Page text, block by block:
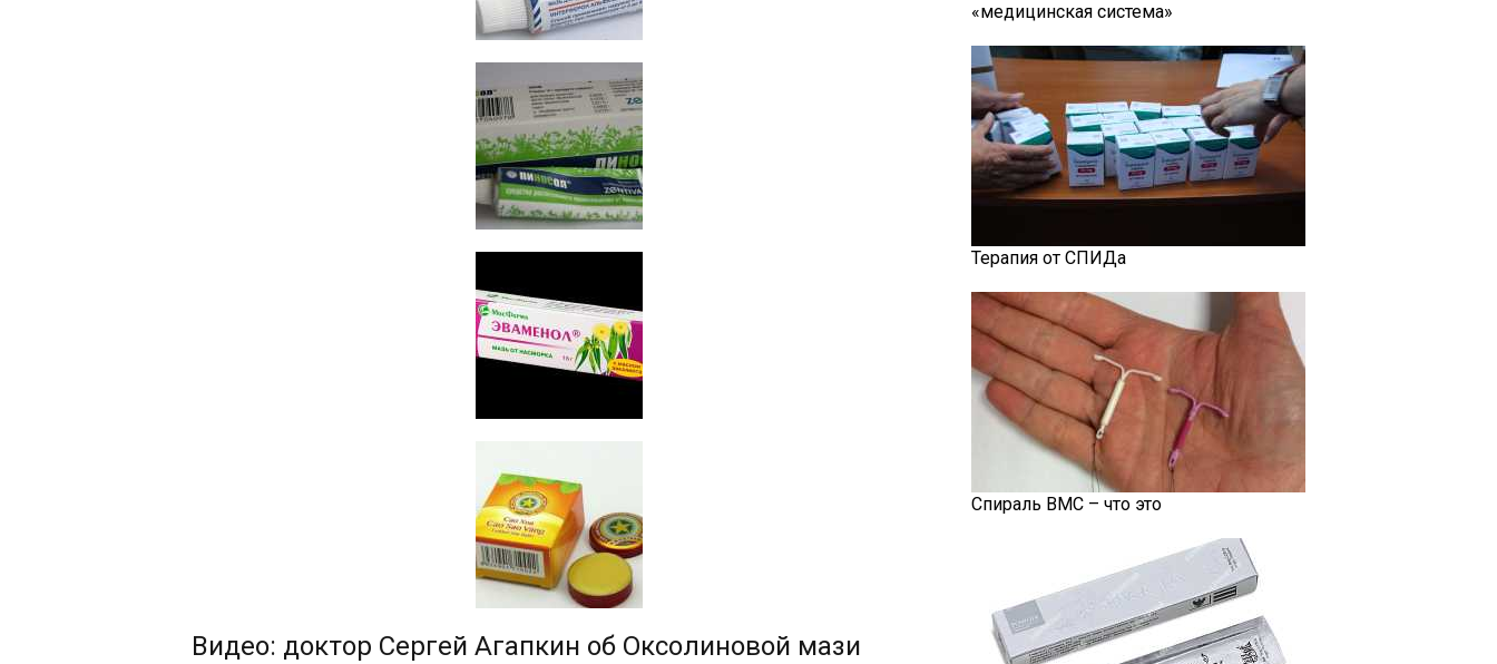
Видео: доктор Сергей Агапкин об Оксолиновой мази
«медицинская система»
Терапия от СПИДа
Спираль ВМС – что это